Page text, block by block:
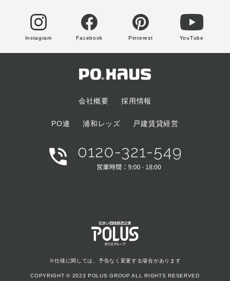
Instagram Facebook Pinterest YouTube
会社概要 採用情報
PO連 浦和レッズ 戸建賃貸経営
※仕様に関しては、予告なく変更する場合があります
COPYRIGHT © 2023 POLUS GROUP ALL RIGHTS RESERVED